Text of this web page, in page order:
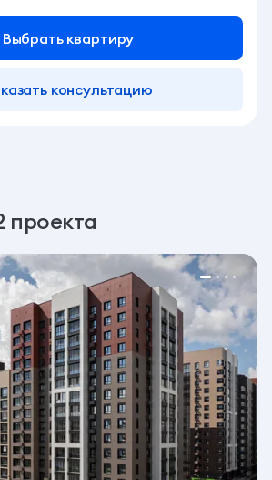
Выбрать квартиру
консультацию
проекта